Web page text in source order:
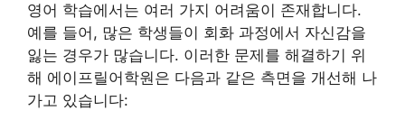
영어 학습에서는 여러 가지 어려움이 존재합니다.
예를 들어, 많은 학생들이 회화 과정에서 자신감을
잃는 경우가 많습니다. 이러한 문제를 해결하기 위
해 에이프릴어학원은 다음과 같은 측면을 개선해 나
가고 있습니다: